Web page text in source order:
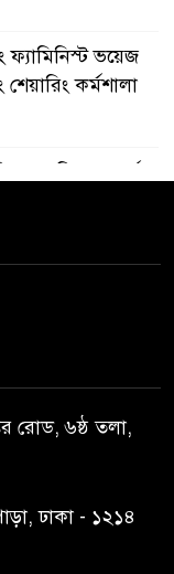
ফ্যামিনিস্ট ভয়েজ
শেয়ারিং কর্মশালা
দ্রুত চার্জশিট
১০ অঞ্চলে
রোড, ৬ষ্ঠ তলা,
ঢাকা - ১২১৪